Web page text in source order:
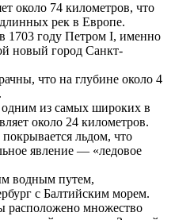
около 74 километров, что
рек в Европе.
1703 году Петром I, именно
новый город Санкт-
что на глубине около 4
одним из самых широких в
около 24 километров.
льдом, что
явление — «ледовое
водным путем,
с Балтийским морем.
расположено множество